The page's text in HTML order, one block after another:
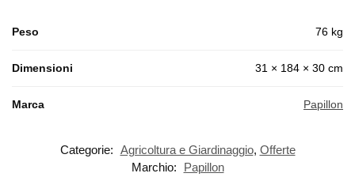
Peso 76 kg
Dimensioni 31 × 184 × 30 cm
Marca Papillon
Categorie: Agricoltura e Giardinaggio, Offerte
Marchio:
Papillon